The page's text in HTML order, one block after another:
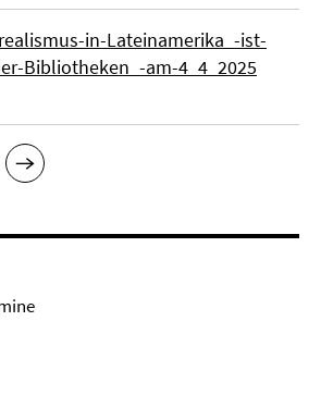
in-Lateinamerika_-ist-
Bibliotheken_-am-4_4_2025